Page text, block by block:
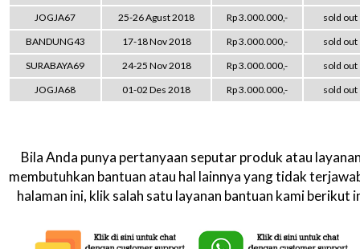
JOGJA67 25-26 Agust 2018 Rp 3.000.000,-
sold out
BANDUNG43
17-18 Nov 2018 Rp 3.000.000,-
sold out
SURABAYA69
24-25 Nov 2018 Rp 3.000.000,-
sold out
JOGJA68
01-02 Des 2018 Rp 3.000.000,- sold out
Bila Anda punya pertanyaan seputar produk atau
membutuhkan bantuan atau hal lainnya yang tidak
halaman ini, klik salah satu layanan bantuan kami berikut